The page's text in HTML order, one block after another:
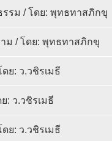
รม / โดย: พุทธทาสภิกขุ
ม / โดย: พุทธทาสภิกขุ
ย: ว.วชิรเมธี
: ว.วชิรเมธี
ย: ว.วชิรเมธี